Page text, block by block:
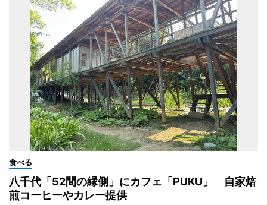
食べる
八千代「52間の縁側」にカフェ「PUKU」 自家焙
煎コーヒーやカレー提供